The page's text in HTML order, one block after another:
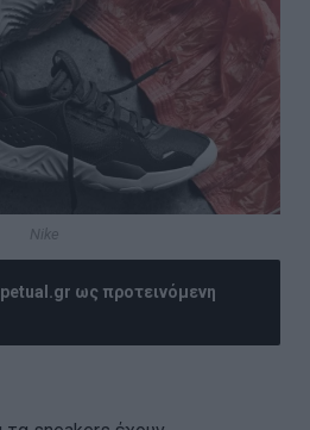
Nike
ως προτεινόμενη